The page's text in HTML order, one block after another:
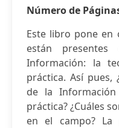
Número de
Este libro pone en
están
Información: la
práctica. Así pues,
de la
práctica? ¿Cuáles
en el campo?